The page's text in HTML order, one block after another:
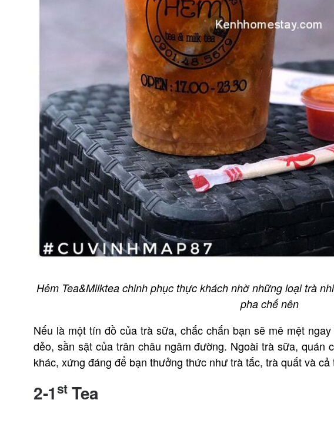
Hẻm Tea&Milktea chinh phục thực khách nhờ những loại trà
pha chế nên
Nếu là một tín đồ của trà sữa, chắc chắn bạn sẽ mê mệt
dẻo, sần sật của trân châu ngâm đường. Ngoài trà sữa, quán
khác, xứng đáng để bạn thưởng thức như trà tắc, trà quất và cả
2-1stTea